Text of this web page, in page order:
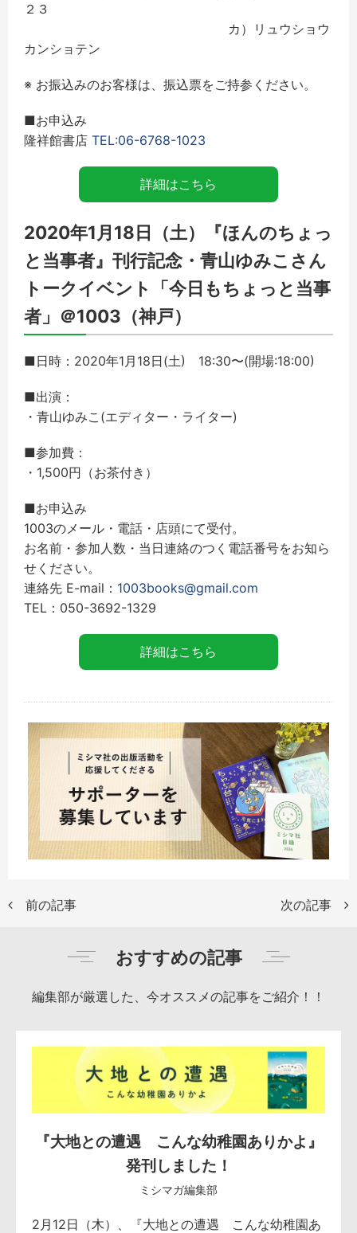
２３
カ）リュウショウ
カンショテン
※ お振込みのお客様は、振込票をご持参ください。
■お申込み
隆祥館書店 TEL:06-6768-1023
詳細はこちら
2020年1月18日（土）『ほんのちょっ
と当事者』刊行記念・青山ゆみこさん
トークイベント「今日もちょっと当事
者」＠1003（神戸）
■日時：2020年1月18日(土) 18:30〜(開場:18:00)
■出演：
・青山ゆみこ(エディター・ライター)
■参加費：
・1,500円（お茶付き）
■お申込み
1003のメール・電話・店頭にて受付。
お名前・参加人数・当日連絡のつく電話番号をお知ら
せください。
連絡先 E-mail： 1003books@gmail.com
TEL：050-3692-1329
詳細はこちら
前の記事 次の記事
おすすめの記事
編集部が厳選した、今オススメの記事をご紹介！！
『大地との遭遇 こんな幼稚園ありかよ』
発刊しました！
ミシマガ編集部
2月12日（木）、『大地との遭遇 こんな幼稚園あ